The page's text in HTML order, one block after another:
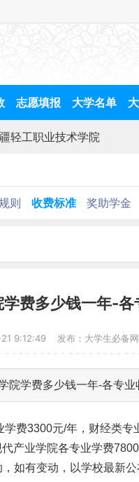
志愿填报 大学名单
轻工职业技术学院
则 收费标准 奖助学金
费多少钱一年-
9:12:49 发布：大学生必备网
费3300元/年， 财经类专
产业学院各专业学费
如有变动，以学校最新公